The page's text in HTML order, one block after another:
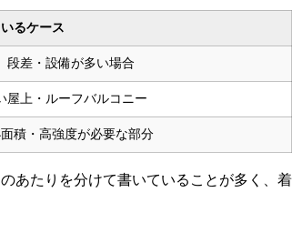
るケース
段差・設備が多い場合
屋上・ルーフバルコニー
積・高強度が必要な部分
あたりを分けて書いていることが多く、着